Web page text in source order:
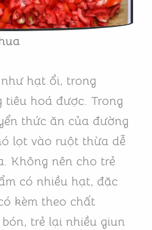
hạt ổi, trong
hoá được. Trong
thức ăn của đường
lọt vào ruột thừa dễ
Không nên cho trẻ
có nhiều hạt, đặc
kèm theo chất
trẻ lại nhiều giun